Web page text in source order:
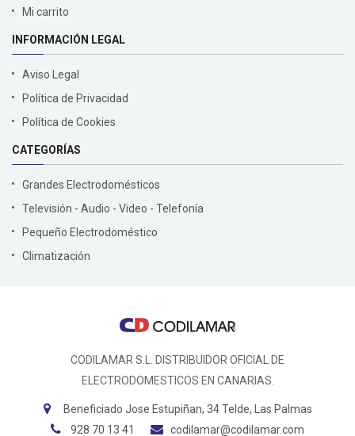
Mi carrito
INFORMACIÓN LEGAL
Aviso Legal
Política de Privacidad
Política de Cookies
CATEGORÍAS
Grandes Electrodomésticos
Televisión - Audio - Video - Telefonía
Pequeño Electrodoméstico
Climatización
CODILAMAR S.L. DISTRIBUIDOR OFICIAL DE
ELECTRODOMESTICOS EN CANARIAS.
Beneficiado Jose Estupiñan, 34 Telde, Las Palmas
928 70 13 41
codilamar@codilamar.com